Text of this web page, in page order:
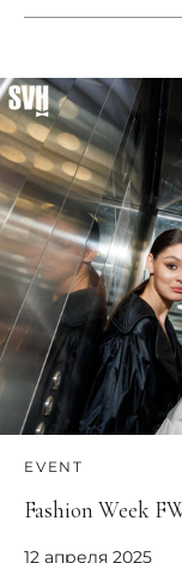
EVENT
Fashion Week
12 апреля 2025